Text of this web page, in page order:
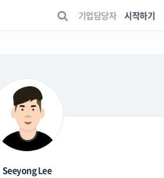
기업담당자 시작하기
Seeyong Lee